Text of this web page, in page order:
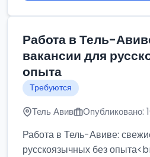
Работа в Тель-
вакансии для
опыта
Требуются
Тель Авив Опубликовано:
Работа в Тель-Авиве:
русскоязычных без